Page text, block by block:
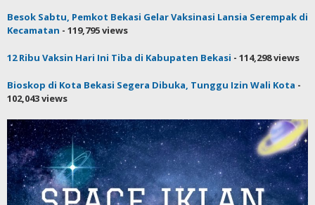
Besok Sabtu, Pemkot Bekasi Gelar Vaksinasi Lansia Serempak di
Kecamatan - 119,795 views
12 Ribu Vaksin Hari Ini Tiba di Kabupaten Bekasi - 114,298 views
Bioskop di Kota Bekasi Segera Dibuka, Tunggu Izin Wali Kota -
102,043 views